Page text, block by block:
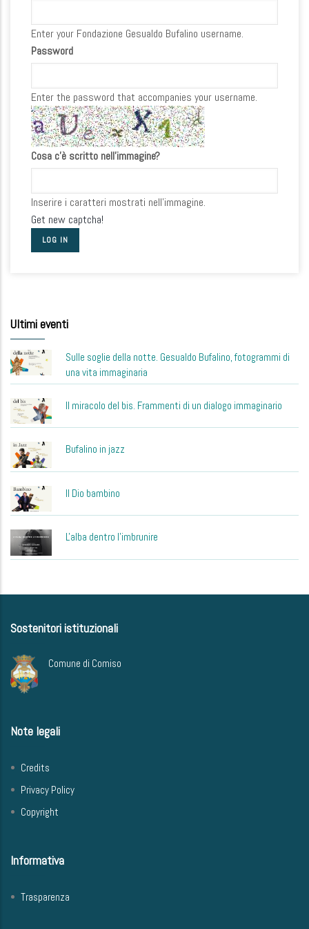
Enter your Fondazione Gesualdo Bufalino username.
Password
Enter the password that accompanies your username.
Cosa c'è scritto nell'immagine?
Inserire i caratteri mostrati nell'immagine.
Get new captcha!
Ultimi eventi
Sulle soglie della notte. Gesualdo Bufalino, fotogrammi di
una vita immaginaria
Il miracolo del bis. Frammenti di un dialogo immaginario
Bufalino in jazz
Il Dio bambino
L'alba dentro l'imbrunire
Sostenitori istituzionali
Comune di Comiso
Note legali
Credits
Privacy Policy
Copyright
Informativa
Trasparenza